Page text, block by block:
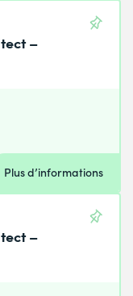
–
Plus d’informations
–